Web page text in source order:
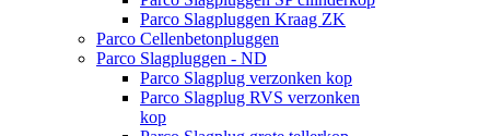
Parco Slagpluggen Kraag ZK
Parco Cellenbetonpluggen
Parco Slagpluggen - ND
Parco Slagplug verzonken kop
Parco Slagplug RVS verzonken
kop